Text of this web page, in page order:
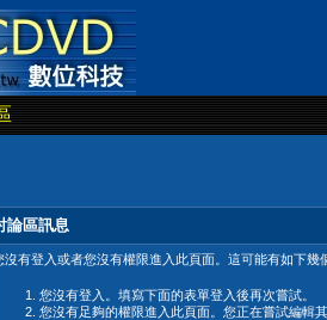
論區訊息
沒有登入或者您沒有權限進入此頁面。這可能有如下幾
您沒有登入。填寫下面的表單登入後再次嘗試。
您沒有足夠的權限進入此頁面。您正在嘗試編輯